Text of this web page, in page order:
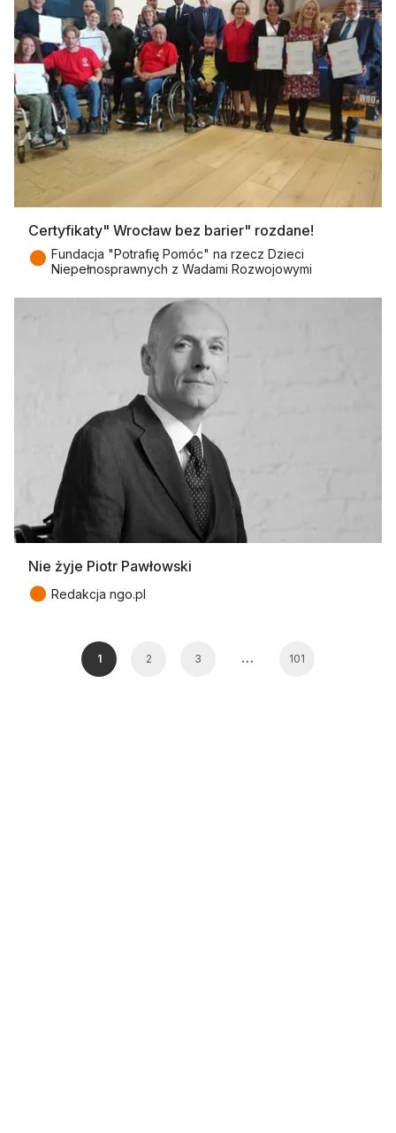
Certyfikaty" Wrocław bez barier" rozdane!
● Fundacja "Potrafię Pomóc" na rzecz Dzieci
Niepełnosprawnych z Wadami Rozwojowymi
Nie żyje Piotr Pawłowski
● Redakcja ngo.pl
1 2 3 … 101